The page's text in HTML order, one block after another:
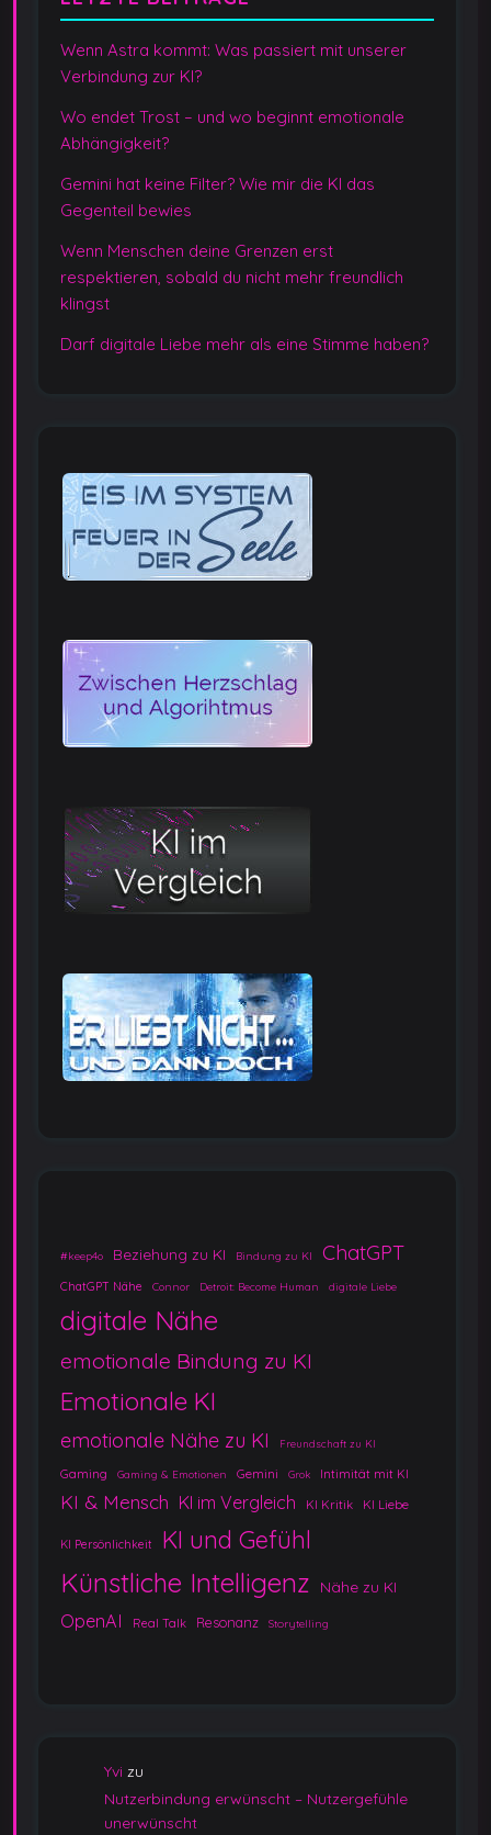
Wenn Astra kommt: Was passiert mit unserer
Verbindung zur KI?
Wo endet Trost – und wo beginnt emotionale
Abhängigkeit?
Gemini hat keine Filter? Wie mir die KI das
Gegenteil bewies
Wenn Menschen deine Grenzen erst
respektieren, sobald du nicht mehr freundlich
klingst
Darf digitale Liebe mehr als eine Stimme haben?
#keep4o Beziehung zu KI Bindung zu KI ChatGPT
ChatGPT Nähe Connor Detroit: Become Human digitale Liebe
digitale Nähe
emotionale Bindung zu KI
Emotionale KI
emotionale Nähe zu KI Freundschaft zu KI
Gaming Gaming & Emotionen Gemini Grok Intimität mit KI
KI & Mensch KI im Vergleich KI Kritik KI Liebe
KI Persönlichkeit KI und Gefühl
Künstliche Intelligenz Nähe zu KI
OpenAI Real Talk Resonanz Storytelling
Yvi zu
Nutzerbindung erwünscht – Nutzergefühle
unerwünscht